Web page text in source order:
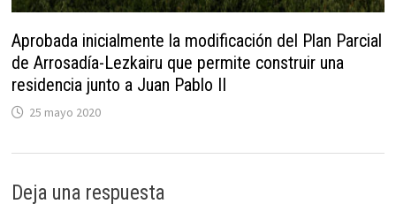
Aprobada inicialmente la modificación del Plan Parcial
de Arrosadía-Lezkairu que permite construir una
residencia junto a Juan Pablo II
25 mayo 2020
Deja una respuesta